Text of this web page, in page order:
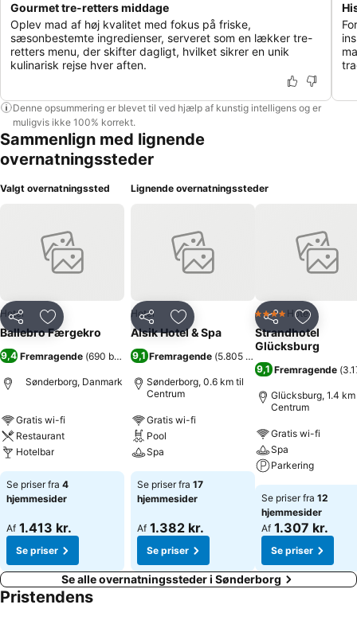
Gourmet tre-retters middage
Oplev mad af høj kvalitet med fokus på friske,
sæsonbestemte ingredienser, serveret som en lækker tre-
retters menu, der skifter dagligt, hvilket sikrer en unik
kulinarisk rejse hver aften.
Denne opsummering er blevet til ved hjælp af kunstig intelligens og er
muligvis ikke 100% korrekt.
Sammenlign med lignende
overnatningssteder
Valgt overnatningssted
Del Føj til favoritter
Hotel
Ballebro Færgekro
9,4 Fremragende (690 bedømmelser)
Sønderborg, Danmark
Gratis wi-fi
Restaurant
Hotelbar
Se priser fra 4
hjemmesider
Af 1.413 kr.
Se priser
Lignende overnatningssteder
Del Føj til favoritter
Hotel
Alsik Hotel & Spa
9,1 Fremragende (5.805 bedømmelser
Sønderborg, 0.6 km til
Centrum
Gratis wi-fi
Pool
Spa
Se priser fra 17
hjemmesider
Af 1.382 kr.
Se priser
Del Føj til
4 StjernerHotel
Strandhotel
Glücksburg
9,1 Fremragende (
Glücksburg, 1.4
Centrum
Gratis wi-fi
Spa
Parkering
Se priser fra 12
hjemmesider
Af 1.307 kr.
Se priser
Se alle overnatningssteder i Sønderborg
Pristendens